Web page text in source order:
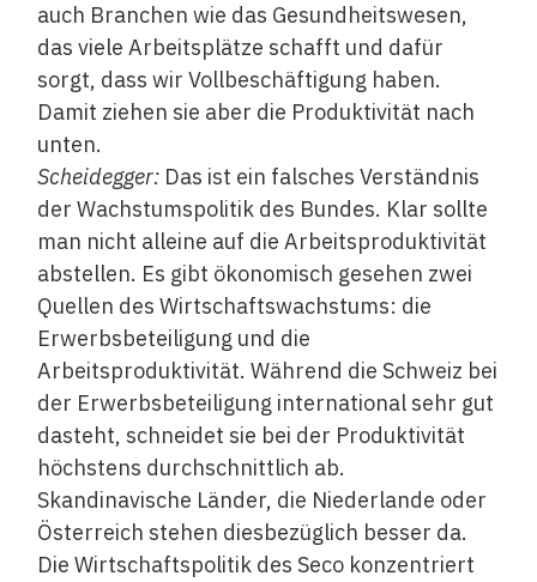
auch Branchen wie das Gesundheitswesen,
das viele Arbeitsplätze schafft und dafür
sorgt, dass wir Vollbeschäftigung haben.
Damit ziehen sie aber die Produktivität nach
unten.
Scheidegger:Das ist ein falsches Verständnis
der Wachstumspolitik des Bundes. Klar sollte
man nicht alleine auf die Arbeitsproduktivität
abstellen. Es gibt ökonomisch gesehen zwei
Quellen des Wirtschaftswachstums: die
Erwerbsbeteiligung und die
Arbeitsproduktivität. Während die Schweiz bei
der Erwerbsbeteiligung international sehr gut
dasteht, schneidet sie bei der Produktivität
höchstens durchschnittlich ab.
Skandinavische Länder, die Niederlande oder
Österreich stehen diesbezüglich besser da.
Die Wirtschaftspolitik des Seco konzentriert